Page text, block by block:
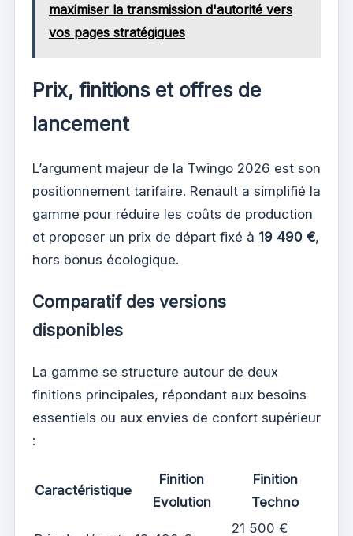
maximiser la transmission d'autorité vers
vos pages stratégiques
Prix, finitions et offres de
lancement
L’argument majeur de la Twingo 2026 est son
positionnement tarifaire. Renault a simplifié la
gamme pour réduire les coûts de production
et proposer un prix de départ fixé à 19 490 €,
hors bonus écologique.
Comparatif des versions
disponibles
La gamme se structure autour de deux
finitions principales, répondant aux besoins
essentiels ou aux envies de confort supérieur
:
Caractéristique
Finition
Evolution
Finition
Techno
21 500 €